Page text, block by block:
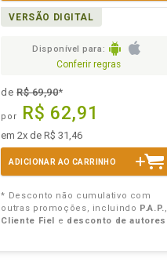
VERSÃO DIGITAL
Disponível para:
Conferir regras
deR$ 69,90*
por R$ 62,91
em 2x de R$ 31,46
ADICIONAR AO CARRINHO
* Desconto não cumulativo com
outras promoções, incluindo P.A.P.,
Cliente Fiel
e desconto de autores